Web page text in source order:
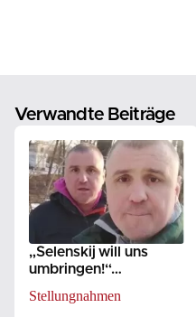
Verwandte Beiträge
„Selenskij will uns
umbringen!“
Kononovich-Brüder
Stellungnahmen